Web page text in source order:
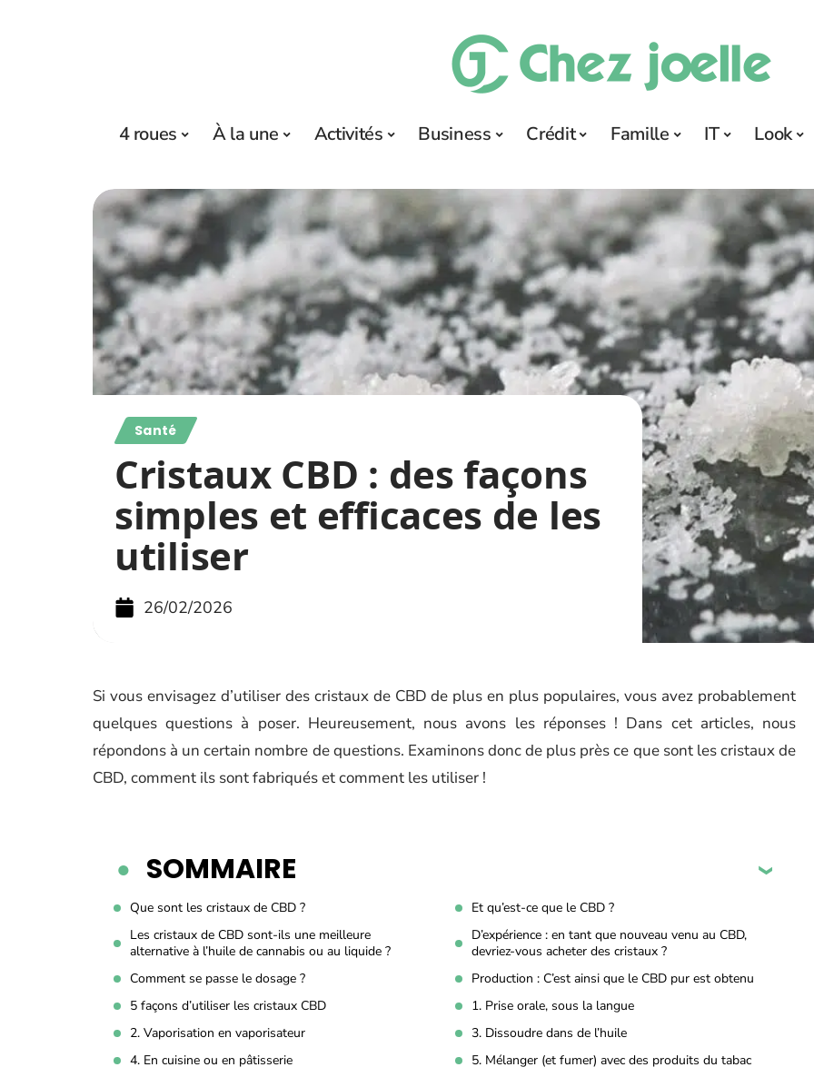
4 roues À la une Activités Business Crédit Famille IT Look
Santé
Cristaux CBD : des façons
simples et efficaces de les
utiliser
26/02/2026
Si vous envisagez d’utiliser des cristaux de CBD de plus en plus populaires, vous avez probablement
quelques questions à poser. Heureusement, nous avons les réponses ! Dans cet articles, nous
répondons à un certain nombre de questions. Examinons donc de plus près ce que sont les cristaux de
CBD, comment ils sont fabriqués et comment les utiliser !
SOMMAIRE
Que sont les cristaux de CBD ?
Et qu’est-ce que le CBD ?
Les cristaux de CBD sont-ils une meilleure
alternative à l’huile de cannabis ou au liquide ?
D’expérience : en tant que nouveau venu au CBD,
devriez-vous acheter des cristaux ?
Comment se passe le dosage ?
Production : C’est ainsi que le CBD pur est obtenu
5 façons d’utiliser les cristaux CBD
1. Prise orale, sous la langue
2. Vaporisation en vaporisateur
3. Dissoudre dans de l’huile
4. En cuisine ou en pâtisserie
5. Mélanger (et fumer) avec des produits du tabac